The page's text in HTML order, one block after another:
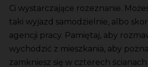
Ci wystarczające rozeznanie.
taki wyjazd samodzielnie, albo
agencji pracy. Pamiętaj, aby
wychodzić z mieszkania, aby
zamkniesz się w czterech